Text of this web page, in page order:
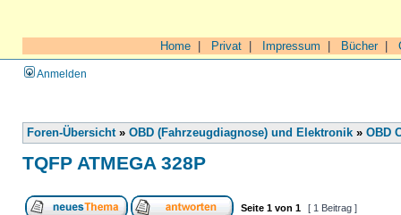
Home Privat Impressum Bücher|
Anmelden
Foren-Übersicht» OBD (Fahrzeugdiagnose) und Elektronik » OBD
TQFP ATMEGA 328P
Seite 1 von 1 [ 1 Beitrag ]